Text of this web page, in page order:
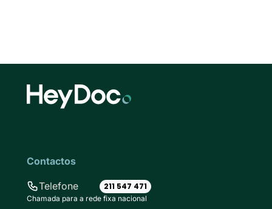
Contactos
Telefone 211 547 471
Chamada para a rede fixa nacional